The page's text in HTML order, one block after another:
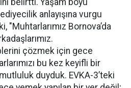
belirtti. Yaşam boyu
anlayışına vurgu
"Muhtarlarımız Bornova’da
çözmek için gece
bu kez keyifli bir
duyduk. EVKA-3’teki